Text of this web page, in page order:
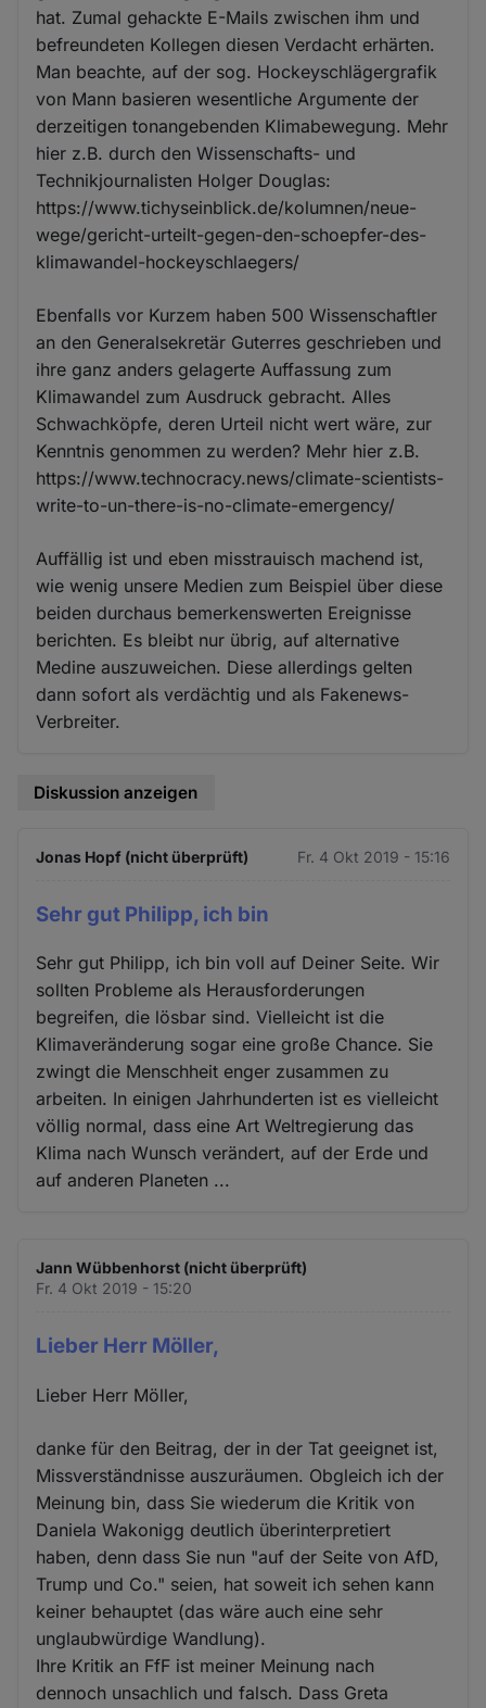
hat. Zumal gehackte E-Mails zwischen ihm und
befreundeten Kollegen diesen Verdacht erhärten.
Man beachte, auf der sog. Hockeyschlägergrafik
von Mann basieren wesentliche Argumente der
derzeitigen tonangebenden Klimabewegung. Mehr
hier z.B. durch den Wissenschafts- und
Technikjournalisten Holger Douglas:
https://www.tichyseinblick.de/kolumnen/neue-
wege/gericht-urteilt-gegen-den-schoepfer-des-
klimawandel-hockeyschlaegers/
Ebenfalls vor Kurzem haben 500 Wissenschaftler
an den Generalsekretär Guterres geschrieben und
ihre ganz anders gelagerte Auffassung zum
Klimawandel zum Ausdruck gebracht. Alles
Schwachköpfe, deren Urteil nicht wert wäre, zur
Kenntnis genommen zu werden? Mehr hier z.B.
https://www.technocracy.news/climate-scientists-
write-to-un-there-is-no-climate-emergency/
Auffällig ist und eben misstrauisch machend ist,
wie wenig unsere Medien zum Beispiel über diese
beiden durchaus bemerkenswerten Ereignisse
berichten. Es bleibt nur übrig, auf alternative
Medine auszuweichen. Diese allerdings gelten
dann sofort als verdächtig und als Fakenews-
Verbreiter.
Diskussion anzeigen
Jonas Hopf (nicht überprüft) Fr. 4 Okt 2019 - 15:16
Sehr gut Philipp, ich bin
Sehr gut Philipp, ich bin voll auf Deiner Seite. Wir
sollten Probleme als Herausforderungen
begreifen, die lösbar sind. Vielleicht ist die
Klimaveränderung sogar eine große Chance. Sie
zwingt die Menschheit enger zusammen zu
arbeiten. In einigen Jahrhunderten ist es vielleicht
völlig normal, dass eine Art Weltregierung das
Klima nach Wunsch verändert, auf der Erde und
auf anderen Planeten ...
Jann Wübbenhorst (nicht überprüft)
Fr. 4 Okt 2019 - 15:20
Lieber Herr Möller,
Lieber Herr Möller,
danke für den Beitrag, der in der Tat geeignet ist,
Missverständnisse auszuräumen. Obgleich ich der
Meinung bin, dass Sie wiederum die Kritik von
Daniela Wakonigg deutlich überinterpretiert
haben, denn dass Sie nun "auf der Seite von AfD,
Trump und Co." seien, hat soweit ich sehen kann
keiner behauptet (das wäre auch eine sehr
unglaubwürdige Wandlung).
Ihre Kritik an FfF ist meiner Meinung nach
dennoch unsachlich und falsch. Dass Greta